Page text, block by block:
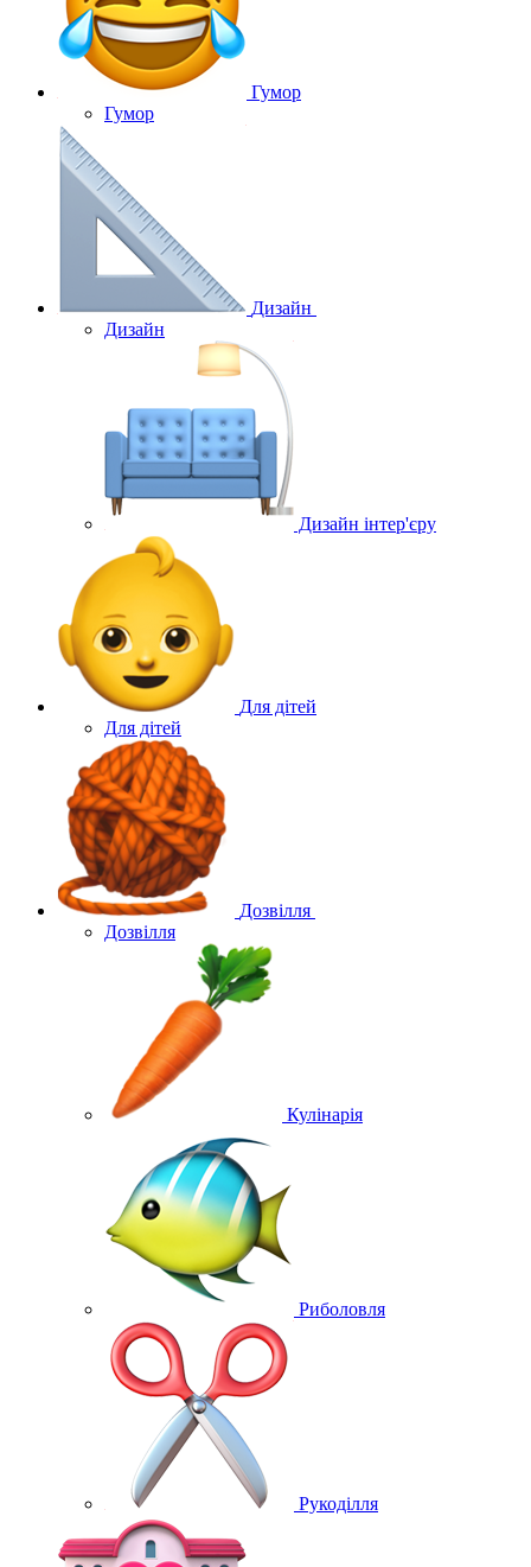
Гумор
Гумор
Дизайн
Дизайн
Дизайн інтер'єру
Для дітей
Для дітей
Дозвілля
Дозвілля
Кулінарія
Риболовля
Рукоділля